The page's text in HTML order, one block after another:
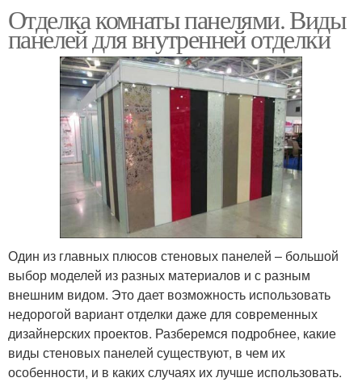
Отделка комнаты панелями. Виды
панелей для внутренней отделки
Один из главных плюсов стеновых панелей – большой
выбор моделей из разных материалов и с разным
внешним видом. Это дает возможность использовать
недорогой вариант отделки даже для современных
дизайнерских проектов. Разберемся подробнее, какие
виды стеновых панелей существуют, в чем их
особенности, и в каких случаях их лучше использовать.